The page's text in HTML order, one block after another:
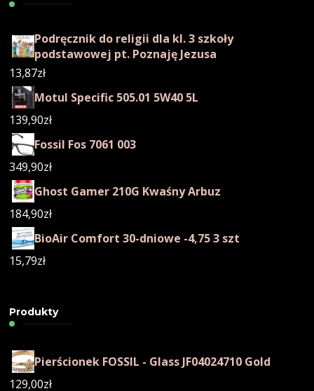
Podręcznik do religii dla kl. 3 szkoły
podstawowej pt. Poznaję Jezusa
13,87zł
Motul Specific 505.01 5W40 5L
139,90zł
Fossil Fos 7061 003
349,90zł
Ghost Gamer 210G Kwaśny Arbuz
184,90zł
BioAir Comfort 30-dniowe -4,75 3 szt
15,79zł
Produkty
Pierścionek FOSSIL - Glass JF04024710 Gold
129,00zł